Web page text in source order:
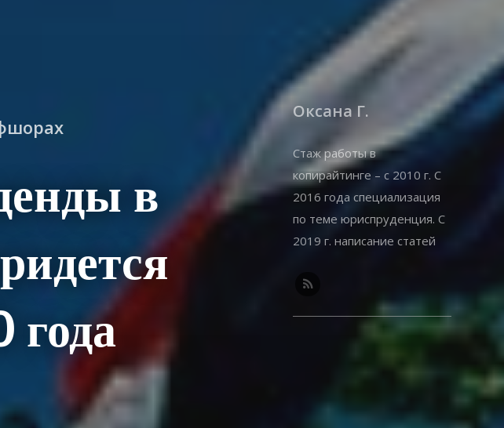
в
года
Оксана Г.
Стаж работы в
копирайтинге – с 2010 г. С
2016 года специализация
по теме юриспруденция. С
2019 г. написание статей
оффшоры, корпоративные,
иммиграционные вопросы.